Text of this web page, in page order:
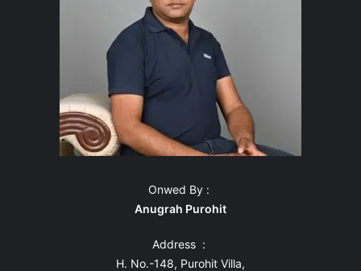
Onwed By :
Anugrah Purohit
Address :
H. No.-148, Purohit Villa,